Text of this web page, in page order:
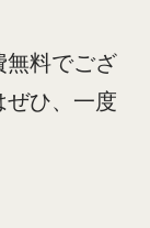
無料でござ
ぜひ、一度